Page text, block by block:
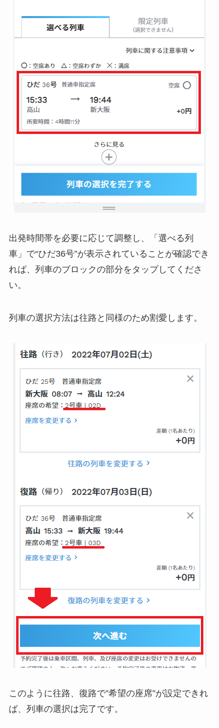
出発時間帯を必要に応じて調整し、「選べる列
車」で“ひだ36号”が表示されていることが確認でき
れば、列車のブロックの部分をタップしてくださ
い。
列車の選択方法は往路と同様のため割愛します。
このように往路、復路で”希望の座席”が設定できれ
ば、列車の選択は完了です。